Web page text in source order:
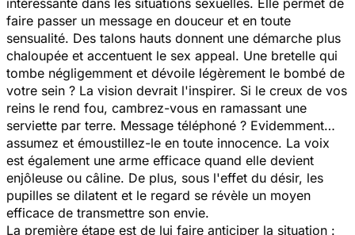
faire passer un message en douceur et en toute
sensualité. Des talons hauts donnent une démarche plus
chaloupée et accentuent le sex appeal. Une bretelle qui
tombe négligemment et dévoile légèrement le bombé de
votre sein ? La vision devrait l'inspirer. Si le creux de vos
reins le rend fou, cambrez-vous en ramassant une
serviette par terre. Message téléphoné ? Evidemment…
assumez et émoustillez-le en toute innocence. La voix
est également une arme efficace quand elle devient
enjôleuse ou câline. De plus, sous l'effet du désir, les
pupilles se dilatent et le regard se révèle un moyen
efficace de transmettre son envie.
La première étape est de lui faire anticiper la situation :